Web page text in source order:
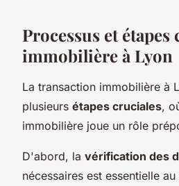
Processus et étapes
immobilière à Lyon
La transaction immobilière à
plusieurs étapes cruciales,
immobilière joue un rôle
D'abord, la vérification des
nécessaires est essentielle